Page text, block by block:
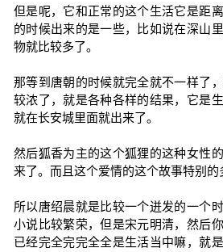
但是呢，它和正常的这个生活它是距
的时候出来的是一些，比如说在深山
物就比较多了。
那等到唐朝的时候就完全就不一样了
较浓了，就是各种各样的结果，它是
就在长安城里面就出来了。
然后狐香为主的这个狐狸的这种女性
来了。而且这个爱情的这个故事特别的
所以唐绍晨就是比较一个迸发的一个
小说比较繁荣，但是宋元明清，然后
已经完全完完全全是生活当中嘛，就